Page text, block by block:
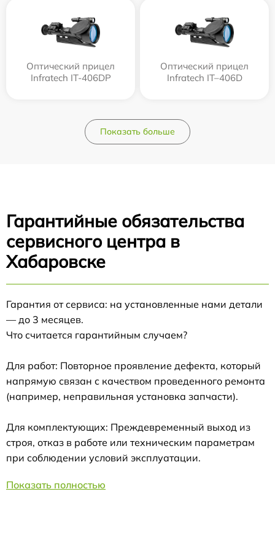
Оптический прицел
Infratech IT-406DP
Оптический прицел
Infratech IT–406D
Показать больше
Гарантийные обязательства
сервисного центра в
Хабаровске
Гарантия от сервиса: на установленные нами детали
— до 3 месяцев.
Что считается гарантийным случаем?
Для работ: Повторное проявление дефекта, который
напрямую связан с качеством проведенного ремонта
(например, неправильная установка запчасти).
Для комплектующих: Преждевременный выход из
строя, отказ в работе или техническим параметрам
при соблюдении условий эксплуатации.
Показать полностью